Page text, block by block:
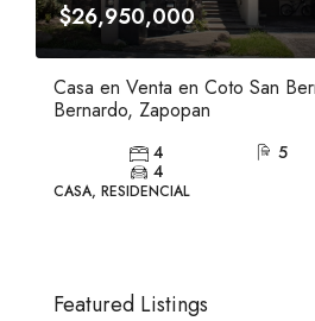
$26,950,000
Casa en Venta en Coto San
Bernardo, Zapopan
4 5
4
CASA, RESIDENCIAL
Featured Listings